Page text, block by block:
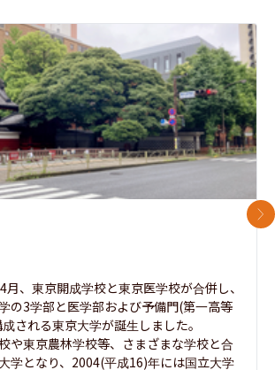
、東京開成学校と東京医学校が合併し、
の3学部と医学部および予備門(第一高等
される東京大学が誕生しました。
や東京農林学校等、さまざまな学校と合
学となり、2004(平成16)年には国立大学
次